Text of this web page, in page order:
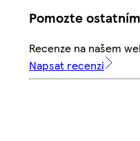
Pomozte
Recenze na našem
Napsat recenzi